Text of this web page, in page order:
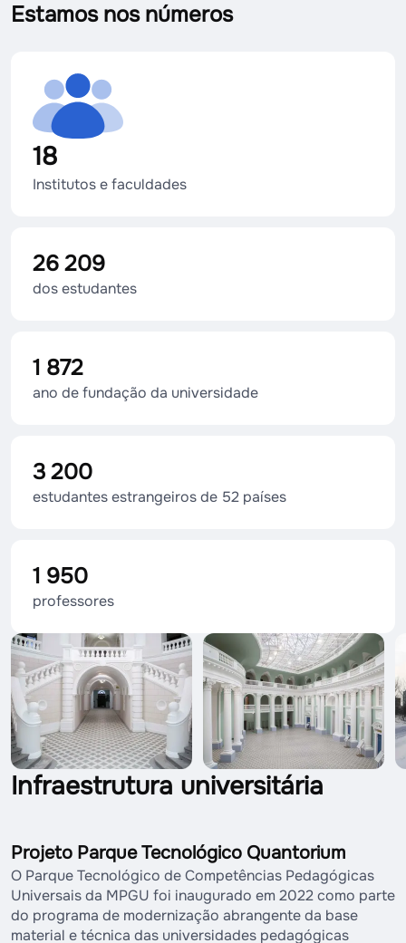
Estamos nos números
18
Institutos e faculdades
26 209
dos estudantes
1 872
ano de fundação da universidade
3 200
estudantes estrangeiros de 52 países
1 950
professores
Infraestrutura universitária
Projeto Parque Tecnológico Quantorium
O Parque Tecnológico de Competências Pedagógicas
Universais da MPGU foi inaugurado em 2022 como parte
do programa de modernização abrangente da base
material e técnica das universidades pedagógicas